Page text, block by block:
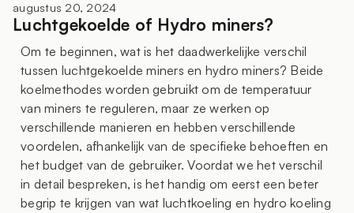
augustus 20, 2024
Luchtgekoelde of Hydro miners?
Om te beginnen, wat is het daadwerkelijke verschil
tussen luchtgekoelde miners en hydro miners? Beide
koelmethodes worden gebruikt om de temperatuur
van miners te reguleren, maar ze werken op
verschillende manieren en hebben verschillende
voordelen, afhankelijk van de specifieke behoeften en
het budget van de gebruiker. Voordat we het verschil
in detail bespreken, is het handig om eerst een beter
begrip te krijgen van wat luchtkoeling en hydro koeling